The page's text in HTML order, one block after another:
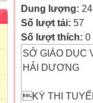
Dung lượng:
Số lượt tải: 57
Số lượt thích: 0
SỞ GIÁO DỤC
HẢI DƯƠNG
KỲ THI